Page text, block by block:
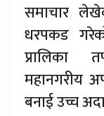
समाचार
धरपकड
प्रालिका
महानगरीय
बनाई उच्च